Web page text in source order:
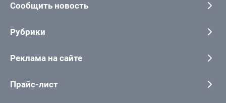
Сообщить новость
Рубрики
Реклама на сайте
Прайс-лист